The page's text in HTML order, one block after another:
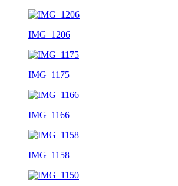
IMG_1206
IMG_1175
IMG_1166
IMG_1158